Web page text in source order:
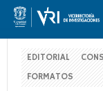
EDITORIAL
FORMATOS
Usuario